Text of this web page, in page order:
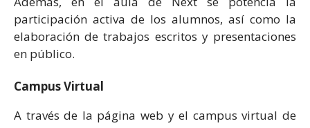
participación activa de los alumnos, así como la
elaboración de trabajos escritos y presentaciones
en público.
Campus Virtual
A través de la página web y el campus virtual de